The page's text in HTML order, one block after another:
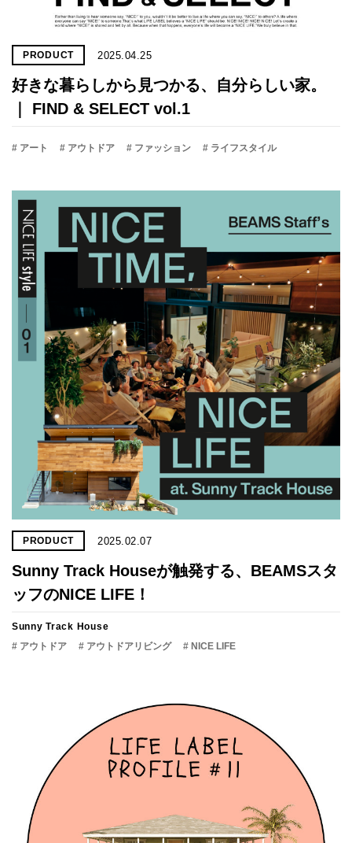
PRODUCT 2025.04.25
好きな暮らしから見つかる、自分らしい家。
｜ FIND & SELECT vol.1
# アート # アウトドア # ファッション # ライフスタイル
PRODUCT 2025.02.07
Sunny Track Houseが触発する、BEAMSスタ
ッフのNICE LIFE！
Sunny Track House
# アウトドア
# アウトドアリビング # NICE LIFE